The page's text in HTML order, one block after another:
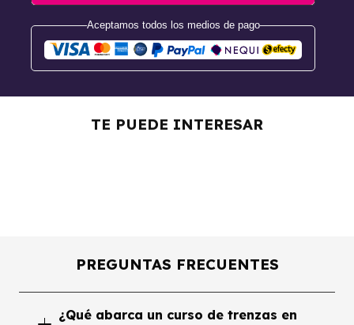
Aceptamos todos los medios de pago
TE PUEDE INTERESAR
Básica y Avanzada
Curso De Extensiones
PREGUNTAS FRECUENTES
¿Qué abarca un curso de trenzas en